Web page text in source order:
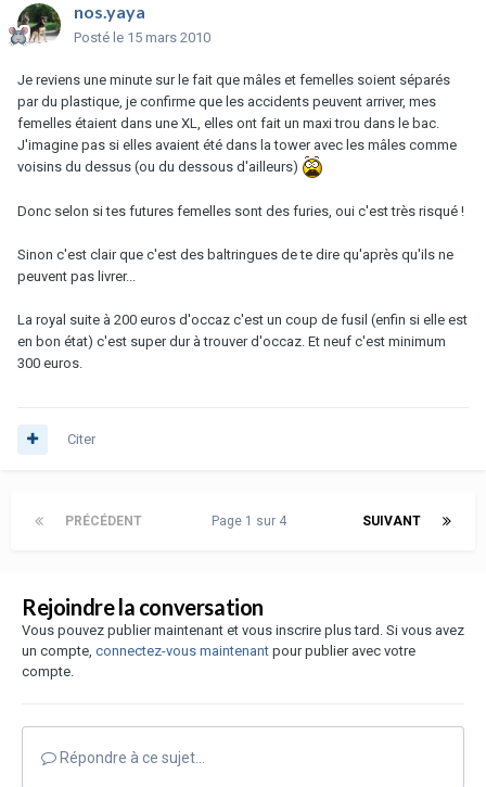
nos.yaya
Posté le 15 mars 2010
Je reviens une minute sur le fait que mâles et femelles soient séparés
par du plastique, je confirme que les accidents peuvent arriver, mes
femelles étaient dans une XL, elles ont fait un maxi trou dans le bac.
J'imagine pas si elles avaient été dans la tower avec les mâles comme
voisins du dessus (ou du dessous d'ailleurs)
Donc selon si tes futures femelles sont des furies, oui c'est très risqué !
Sinon c'est clair que c'est des baltringues de te dire qu'après qu'ils ne
peuvent pas livrer...
La royal suite à 200 euros d'occaz c'est un coup de fusil (enfin si elle est
en bon état) c'est super dur à trouver d'occaz. Et neuf c'est minimum
300 euros.
Citer
PRÉCÉDENT SUIVANT
Page 1 sur 4
Rejoindre la conversation
Vous pouvez publier maintenant et vous inscrire plus tard. Si vous avez
un compte, connectez-vous maintenant pour publier avec votre
compte.
Répondre à ce sujet…